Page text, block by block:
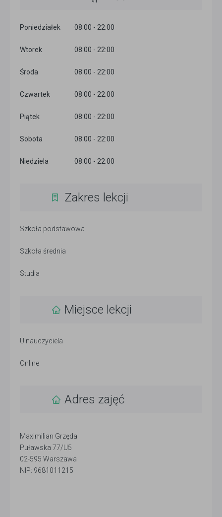
Poniedziałek 08:00 - 22:00
Wtorek 08:00 - 22:00
Środa 08:00 - 22:00
Czwartek 08:00 - 22:00
Piątek 08:00 - 22:00
Sobota 08:00 - 22:00
Niedziela 08:00 - 22:00
Zakres lekcji
Szkoła podstawowa
Szkoła średnia
Studia
Miejsce lekcji
U nauczyciela
Online
Adres zajęć
Maximilian Grzęda
Puławska 77/U5
02-595 Warszawa
NIP: 9681011215